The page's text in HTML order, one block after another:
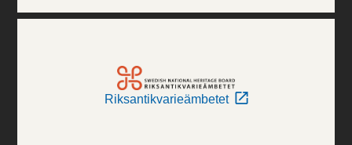
Riksantikvarieämbetet